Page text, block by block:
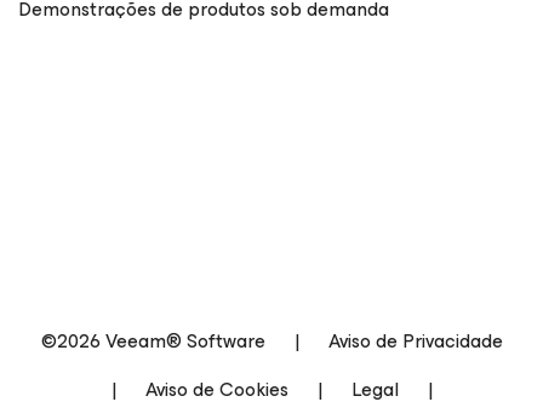
Demonstrações de produtos sob demanda
©2026 Veeam® Software |
Aviso de Privacidade
|
Aviso de Cookies | Legal
|